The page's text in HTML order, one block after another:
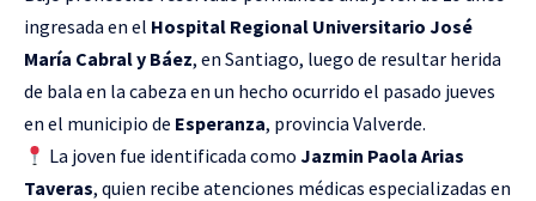
ingresada en el Hospital Regional Universitario José
María Cabral y Báez, en Santiago, luego de resultar herida
de bala en la cabeza en un hecho ocurrido el pasado jueves
en el municipio de Esperanza, provincia Valverde.
La joven fue identificada comoJazmin Paola Arias
Taveras, quien recibe atenciones médicas especializadas en